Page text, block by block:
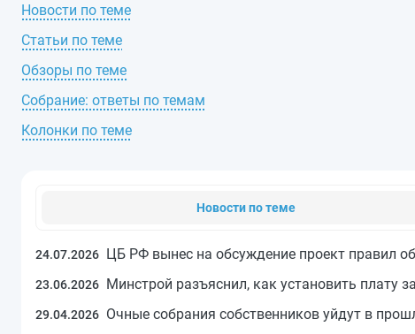
Новости по теме
24.07.2026 ЦБ РФ вынес на обсуждение проект правил
23.06.2026 Минстрой разъяснил, как установить плату
29.04.2026 Очные собрания собственников уйдут в
Новости по теме
Статьи по теме
Обзоры по теме
Собрание: ответы по темам
Колонки по теме